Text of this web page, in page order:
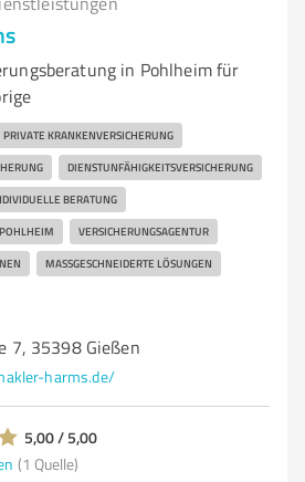
in Pohlheim für
PRIVATE KRANKENVERSICHERUNG
DIENSTUNFÄHIGKEITSVERSICHERUNG
BERATUNG
POHLHEIM VERSICHERUNGSAGENTUR
MASSGESCHNEIDERTE LÖSUNGEN
7, 35398 Gießen
harms.de/
5,00 / 5,00
(1 Quelle)